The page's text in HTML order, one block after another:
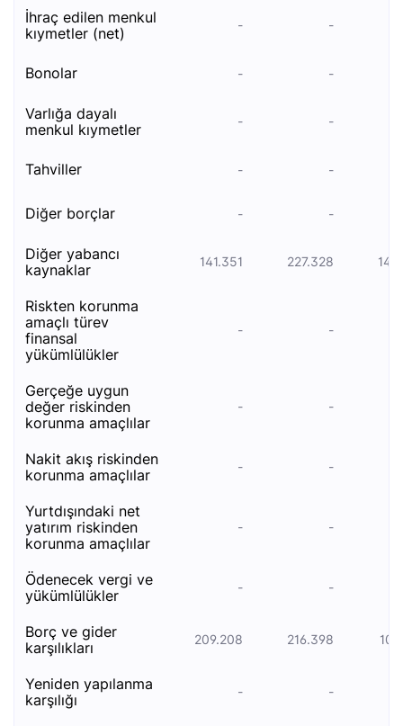
i̇hraç edi̇len menkul
kiymetler (net)
- -
bonolar - -
varlığa dayalı
menkul kıymetler
- -
tahviller - -
di̇ğer borçlar - -
di̇ğer yabanci
kaynaklar
141.351 227.328
ri̇skten korunma
amaçli türev
fi̇nansal
yükümlülükler
- -
gerçeğe uygun
değer riskinden
korunma amaçlılar
- -
nakit akış riskinden
korunma amaçlılar
- -
yurtdışındaki net
yatırım riskinden
korunma amaçlılar
- -
ödenecek vergi̇ ve
yükümlülükler
- -
borç ve gi̇der
karşiliklari
209.208 216.398
yeniden yapılanma
karşılığı
- -